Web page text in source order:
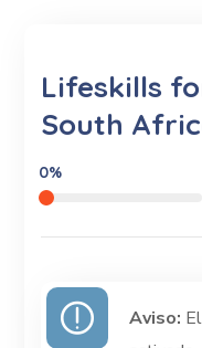
Lifeskills
South
0%
Aviso: